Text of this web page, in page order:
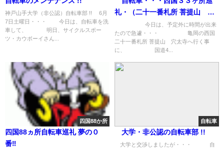
神戸山手大学（非公認）自転車部 !! 6月
7日土曜日・・・ 今日は、自転車を洗
車して、 明日、サイクルスポー
ツ・カウボーイさん...
礼・（二十一番札所 菩提山 穴
今日は、予定外に時間が出来
たので急遽・・・ 亀岡の西国
二十一番札所 菩提山 穴太寺へ行く事
に、 国道4...
四国88か所
四国88ヵ所自転車巡礼 夢の０
番‼︎
自転車
大学・非公認の自転車部 !!
大学と交渉しましたが・・・ 自